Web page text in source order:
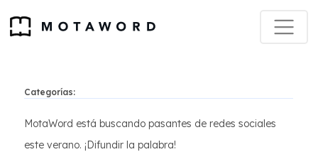
Categorías:
MotaWord está buscando pasantes de redes sociales
este verano. ¡Difundir la palabra!